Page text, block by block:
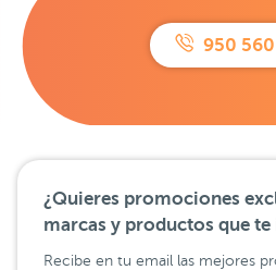
950
¿Quieres promociones
marcas y productos que te
Recibe en tu email las mejores